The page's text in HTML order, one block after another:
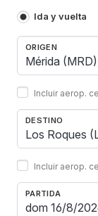
Ida y vuelta
ORIGEN
Incluir aerop.
DESTINO
Incluir aerop.
PARTIDA